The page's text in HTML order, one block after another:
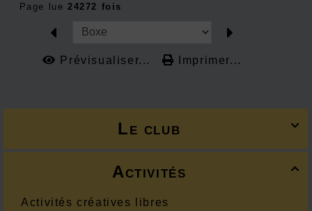

Le club

Activités
Activités créatives libres
Page lue 24272 fois
Prévisualiser... Imprimer...